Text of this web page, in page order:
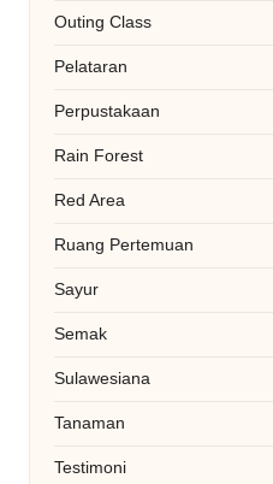
Outing Class
Pelataran
Perpustakaan
Rain Forest
Red Area
Ruang Pertemuan
Sayur
Semak
Sulawesiana
Tanaman
Testimoni